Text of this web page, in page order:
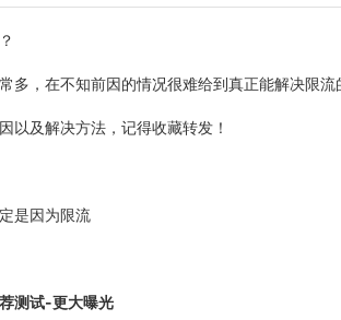
多，在不知前因的情况很难给到真正能解决限流
以及解决方法，记得收藏转发！
是因为限流
测试-更大曝光